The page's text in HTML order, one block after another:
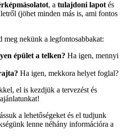
, a tulajdoni lapot és
(jöhet minden más is, ami fontos
meg nekünk a legfontosabbakat:
épület a telken? Ha igen, mennyi
Ha igen, mekkora helyet foglal?
el is kezdjük a tervezést és
a lehetőségeket és el tudjunk
lenne néhány információra a